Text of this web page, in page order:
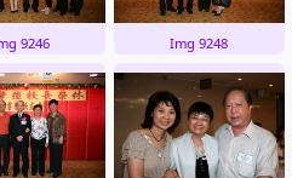
9246 Img 9248